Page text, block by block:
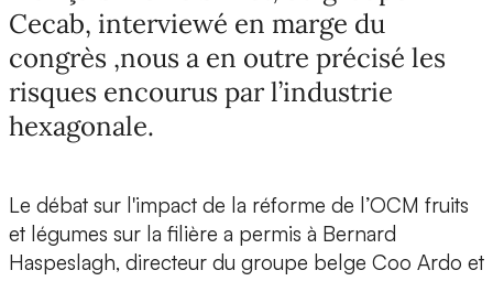
Cecab, interviewé en marge du
congrès ,nous a en outre précisé les
risques encourus par l’industrie
hexagonale.
Le débat sur l'impact de la réforme de l’OCM fruits
et légumes sur la filière a permis à Bernard
Haspeslagh, directeur du groupe belge Coo Ardo et